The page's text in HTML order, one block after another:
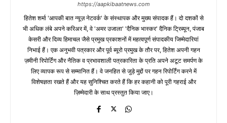
https://aapkibaatnews.com
हितेश शर्मा 'आपकी बात न्यूज़ नेटवर्क' के संस्थापक और मुख्य संपादक हैं। दो दशकों से
भी अधिक लंबे अपने करिअर में, वे 'अमर उजाला' 'दैनिक भास्कर' दैनिक ट्रिब्यून, पंजाब
केसरी और दिव्य हिमाचल जैसे प्रमुख प्रकाशनों में महत्वपूर्ण संपादकीय जिम्मेदारियां
निभाई हैं। एक अनुभवी पत्रकार और पूर्व ब्यूरो प्रमुख के तौर पर, हितेश अपनी गहन
ज़मीनी रिपोर्टिंग और नैतिक व प्रभावशाली पत्रकारिता के प्रति अपने अटूट समर्पण के
लिए व्यापक रूप से सम्मानित हैं। वे जनहित से जुड़े मुद्दों पर गहन रिपोर्टिंग करने में
विशेषज्ञता रखते हैं और यह सुनिश्चित करते हैं कि हर कहानी को पूरी गहराई और
ज़िम्मेदारी के साथ प्रस्तुत किया जाए।